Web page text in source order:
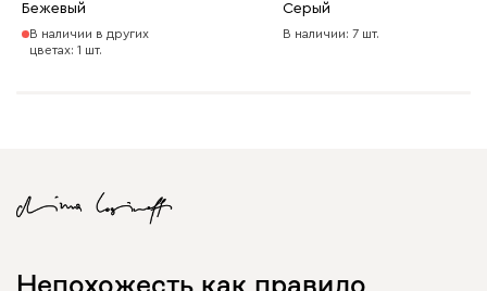
Бежевый
В наличии в других
цветах: 1 шт.
Серый
В наличии: 7 шт.
Непохожесть как правило